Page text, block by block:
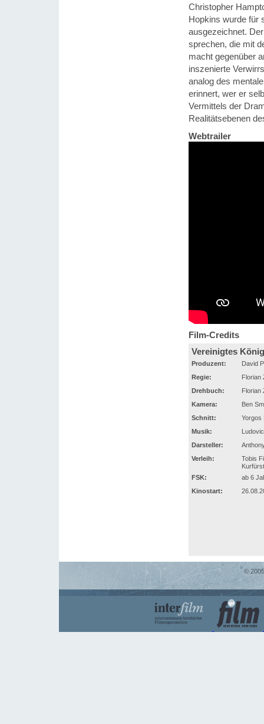
Christopher
Hopkins wurde für
ausgezeichnet.
sprechen, die mit
macht gegenüber
inszenierte
analog des
erinnert, wer er
Vermittels der
Realitätsebenen
Webtrailer
Film-Credits
Vereinigtes
Produzent:
David
Regie:
Florian
Drehbuch:
Florian
Kamera:
Ben
Schnitt:
Yorgos
Musik:
Darsteller:
Verleih:
Tobis
FSK:
ab 6
Kinostart:
©